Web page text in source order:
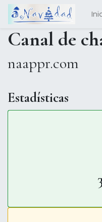
Canal de
naappr.com
Estadísticas